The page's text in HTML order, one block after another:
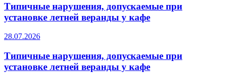
Типичные нарушения, допускаемые при
установке летней веранды у кафе
28.07.2026
Типичные нарушения, допускаемые при
установке летней веранды у кафе